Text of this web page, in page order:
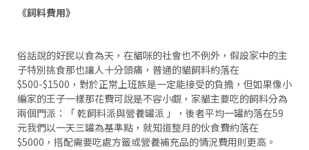
《飼料費用》
俗話說的好民以食為天，在貓咪的社會也不例外，假設家中的主
子特別挑食那也讓人十分頭痛，普通的貓飼料約落在
$500-$1500，對於正常上班族是一定能接受的負擔，但如果像小
編家的王子一樣那花費可說是不容小覷，家貓主要吃的飼料分為
兩個門派：「 乾飼料派與營養罐派 」，後者平均一罐約落在59
元我們以一天三罐為基準點，就知道整月的伙食費約落在
$5000，搭配需要吃處方籤或營養補充品的情況費用則更高。